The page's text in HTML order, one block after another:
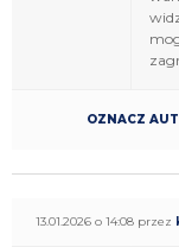
OZNACZ
13.01.2026 o 14:08 przez